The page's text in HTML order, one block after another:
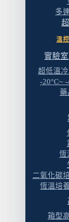
多
溫
實驗
超低溫冷
-20°C~
恆
二氧化碳
恆溫培
箱型
延
選購起
規格有
一、
中等